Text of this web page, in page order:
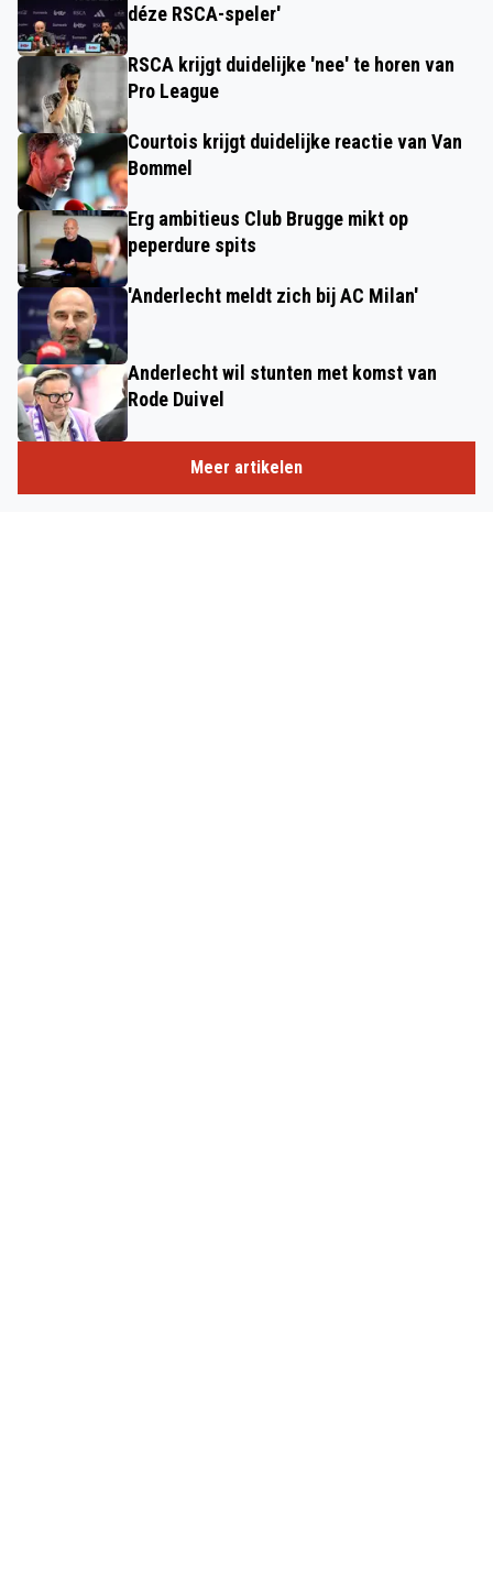
déze RSCA-speler'
RSCA krijgt duidelijke 'nee' te horen van
Pro League
Courtois krijgt duidelijke reactie van Van
Bommel
Erg ambitieus Club Brugge mikt op
peperdure spits
'Anderlecht meldt zich bij AC Milan'
Anderlecht wil stunten met komst van
Rode Duivel
Meer artikelen